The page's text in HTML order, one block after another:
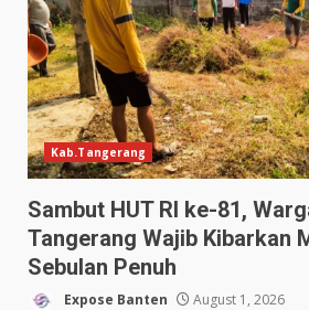
Kab.Tangerang
Sambut HUT RI ke-81,
Tangerang Wajib Kibarkan
Sebulan Penuh
Expose Banten August 1, 2026